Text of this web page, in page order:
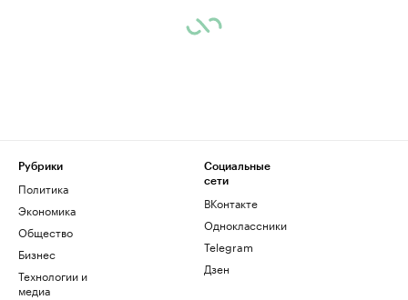
Рубрики
Политика
Экономика
Общество
Бизнес
Технологии и
медиа
Социальные
сети
ВКонтакте
Одноклассники
Telegram
Дзен